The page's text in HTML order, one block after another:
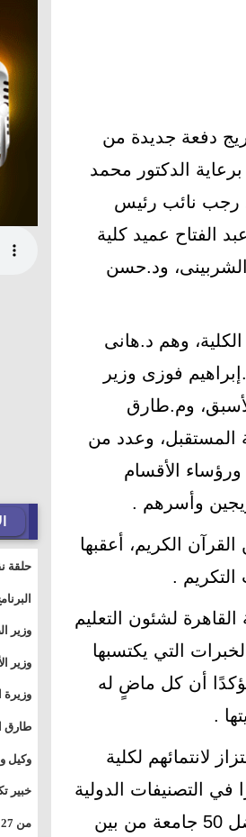
دفعة جديدة من
(دفعة 2024)، وتكريم الرواد (دفعة 1974)، برعاية الدكتور محمد
رجب نائب رئيس
الفتاح عميد كلية
الشربينى، ود.حسن
وهم د.هانى
فوزى وزير
وم.طارق
المستقبل، وعدد من
الأقسام
وأسرهم .
الكريم، أعقبها
.
لشئون التعليم
التي يكتسبها
أن كل ماضٍ له
.
لانتمائهم لكلية
في التصنيفات الدولية
المرموقة، مشيرا إلى وجود تخصص من الكلية داخل أفضل 50 جامعة من بين
حلقة
وزير
وزير
طارق
وكيل
خبير